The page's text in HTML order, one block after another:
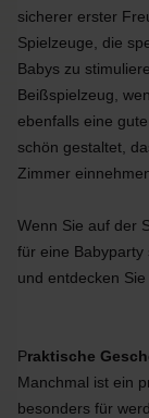
sicherer erster
Spielzeuge, die
Babys zu
Beißspielzeug,
ebenfalls eine
schön gestaltet,
Zimmer
Wenn Sie auf der
für eine Babyparty
und entdecken Sie
Praktische
Manchmal ist ein
besonders für